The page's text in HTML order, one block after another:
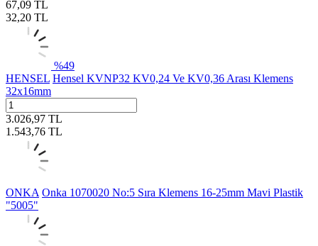
67,09 TL
32,20 TL
%49
HENSEL Hensel KVNP32 KV0,24 Ve KV0,36 Arası Klemens
32x16mm
3.026,97 TL
1.543,76 TL
ONKA Onka 1070020 No:5 Sıra Klemens 16-25mm Mavi Plastik
"5005"